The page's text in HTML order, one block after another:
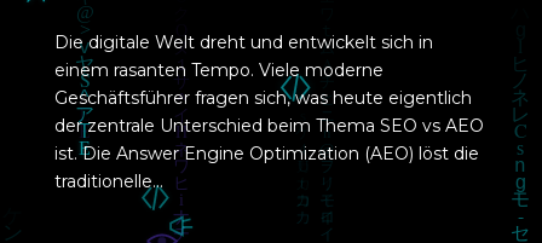
Die digitale Welt dreht und entwickelt sich in
einem rasanten Tempo. Viele moderne
Geschäftsführer fragen sich, was heute eigentlich
der zentrale Unterschied beim Thema SEO vs AEO
ist. Die Answer Engine Optimization (AEO) löst die
traditionelle...